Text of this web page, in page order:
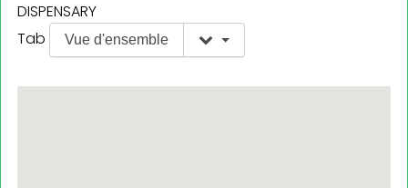
DISPENSARY
Tab
Vue d'ensemble